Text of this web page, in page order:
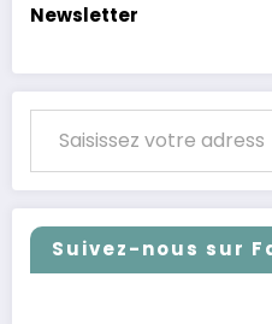
Newsletter
Saisissez votre adresse e-mail…
Suivez-nous sur